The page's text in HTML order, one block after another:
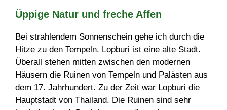
Üppige Natur und freche Affen
Bei strahlendem Sonnenschein gehe ich durch die
Hitze zu den Tempeln. Lopburi ist eine alte Stadt.
Überall stehen mitten zwischen den modernen
Häusern die Ruinen von Tempeln und Palästen aus
dem 17. Jahrhundert. Zu der Zeit war Lopburi die
Hauptstadt von Thailand. Die Ruinen sind sehr